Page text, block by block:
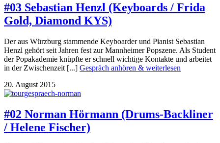
#03 Sebastian Henzl (Keyboards / Frida
Gold, Diamond KYS)
Der aus Würzburg stammende Keyboarder und Pianist Sebastian
Henzl gehört seit Jahren fest zur Mannheimer Popszene. Als Student
der Popakademie knüpfte er schnell wichtige Kontakte und arbeitet
in der Zwischenzeit [...] Gespräch anhören & weiterlesen
20. August 2015
#02 Norman Hörmann (Drums-Backliner
/ Helene Fischer)